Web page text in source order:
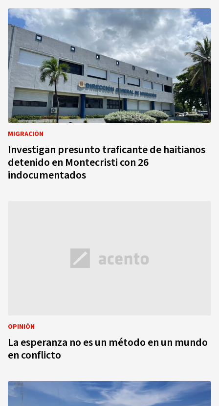
MIGRACIÓN
Investigan presunto traficante de haitianos
detenido en Montecristi con 26
indocumentados
OPINIÓN
La esperanza no es un método en un mundo
en conflicto